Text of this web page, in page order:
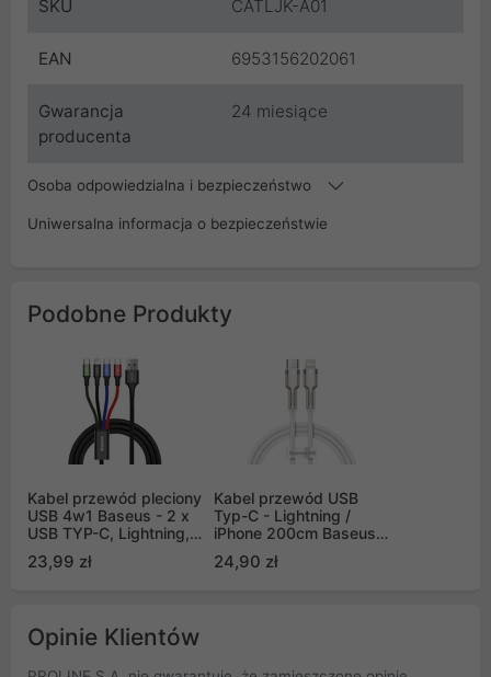
SKU CATLJK-A01
EAN 6953156202061
Gwarancja
producenta
24 miesiące
Osoba odpowiedzialna i bezpieczeństwo
Uniwersalna informacja o bezpieczeństwie
Podobne Produkty
Kabel przewód pleciony
USB 4w1 Baseus - 2 x
USB TYP-C, Lightning,
- czarny (CA1T4-B01)
23,99 zł
Kabel przewód USB
Typ-C - Lightning /
iPhone 200cm Baseus
(CATLJK-B02)
24,90 zł
Opinie Klientów